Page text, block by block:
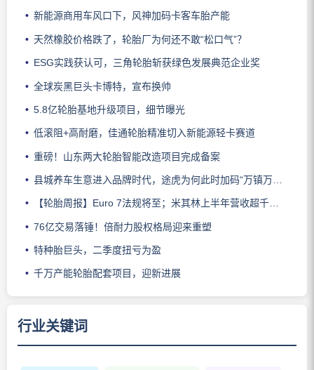
新能源商用车风口下，风神加码卡客车胎产能
天然橡胶价格跌了，轮胎厂为何还不敢“松口气”？
ESG实践获认可，三角轮胎斩获绿色发展典范企业奖
全球炭黑巨头卡博特，宣布换帅
5.8亿轮胎基地升级项目，细节曝光
低滚阻+高耐磨，佳通轮胎精准切入新能源轻卡赛道
重磅！山东两大轮胎智能改造项目完成备案
县城养车生意进入品牌时代，途虎为何此时加码“万镇万店”？
【轮胎周报】Euro 7法规将至；米其林上半年营收超千亿；倍耐力上半年盈利稳增；龙星炭黑斩获欧洲近万吨订单
76亿交易落锤！倍耐力股权格局迎来重塑
特种胎巨头，二季度扭亏为盈
千万产能轮胎配套项目，迎新进展
行业关键词